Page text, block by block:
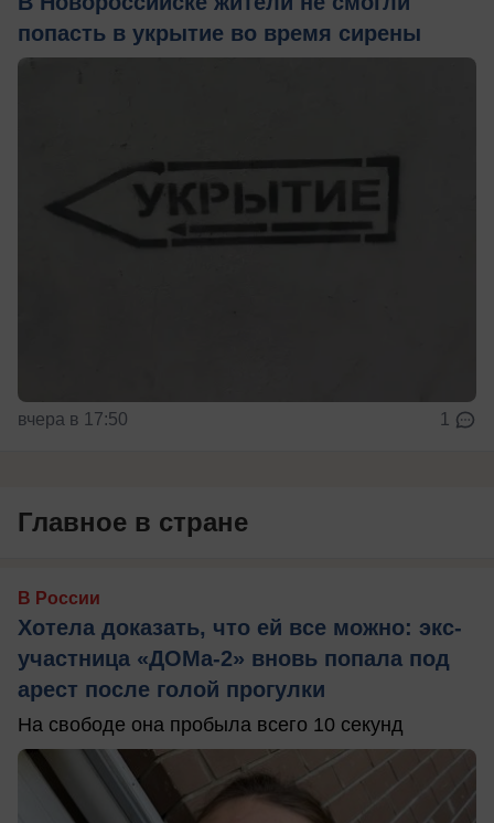
попасть в укрытие во время сирены
вчера в 17:50 1
Главное в стране
В России
Хотела доказать, что ей все можно: экс-
участница «ДОМа-2» вновь попала под
арест после голой прогулки
На свободе она пробыла всего 10 секунд